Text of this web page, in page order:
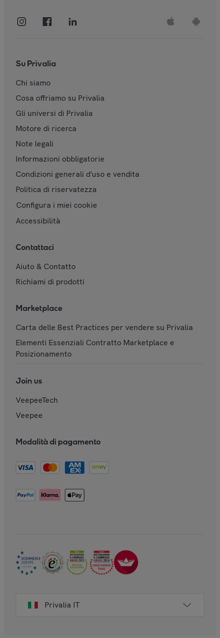
Su Privalia
Chi siamo
Cosa offriamo su Privalia
Gli universi di Privalia
Motore di ricerca
Note legali
Informazioni obbligatorie
Condizioni generali d'uso e vendita
Politica di riservatezza
Configura i miei cookie
Accessibilità
Contattaci
Aiuto & Contatto
Richiami di prodotti
Marketplace
Carta delle Best Practices per vendere su Privalia
Elementi Essenziali Contratto Marketplace e
Posizionamento
Join us
VeepeeTech
Veepee
Modalità di pagamento
Privalia IT